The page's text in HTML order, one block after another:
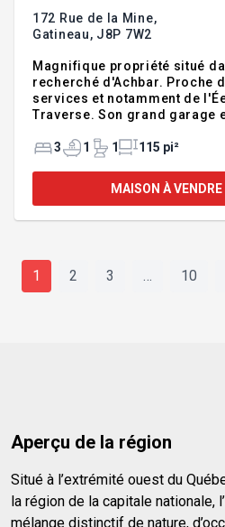
172 Rue de la Mine,
Gatineau, J8P 7W2
Magnifique propriété situé
recherché d'Achbar. Proche
services et notamment de
Traverse. Son grand garage
places et sa grande cour
3 1 1 115 pi²
MAISON À VENDRE
1 2 3 … 10
Aperçu de la région
Situé à l’extrémité ouest du
la région de la capitale nationale, l’
mélange distinctif de nature,